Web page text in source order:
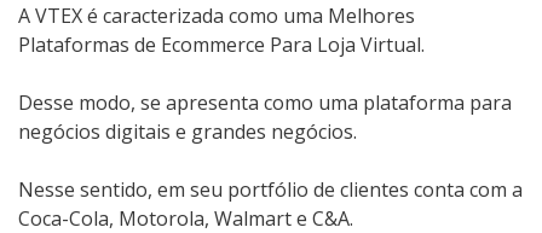
A VTEX é caracterizada como uma Melhores
Plataformas de Ecommerce Para Loja Virtual.
Desse modo, se apresenta como uma plataforma para
negócios digitais e grandes negócios.
Nesse sentido, em seu portfólio de clientes conta com a
Coca-Cola, Motorola, Walmart e C&A.